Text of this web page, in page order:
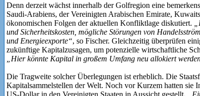
Denn derzeit wächst innerhalb der Golfregion eine
Saudi-Arabiens, der Vereinigten Arabischen Emirate,
ökonomischen Folgen der aktuellen Konfliktlage diskutiert.
und Sicherheitskosten, mögliche Störungen von
und Energieexporte“, so Fischer. Gleichzeitig überprüfen
zukünftige Kapitalzusagen, um potenzielle wirtschaftliche
„Hier könnte Kapital in großem Umfang neu allokiert
Die Tragweite solcher Überlegungen ist erheblich. Die
Kapitalsammelstellen der Welt. Noch vor Kurzem hatten sie
US-Dollar in den Vereinigten Staaten in Aussicht gestellt.